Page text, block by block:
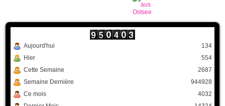
Aujourd'hui
Hier
Cette Semaine
Semaine Dernière
Ce mois
134
554
2687
944928
4032